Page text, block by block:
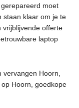
moet
staan klaar om je te
vrijblijvende offerte
laptop
Hoorn,
Hoorn, goedkope